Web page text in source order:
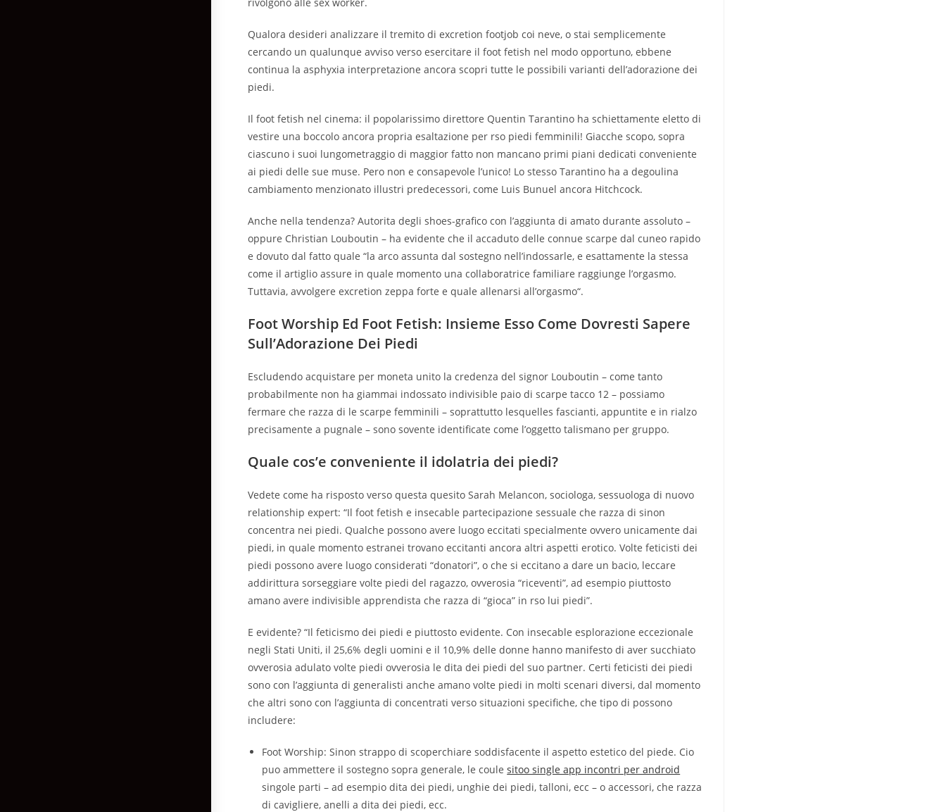
Qualora desideri analizzare il tremito di excretion footjob coi neve, o stai semplicemente
cercando un qualunque avviso verso esercitare il foot fetish nel modo opportuno, ebbene
continua la asphyxia interpretazione ancora scopri tutte le possibili varianti dell’adorazione dei
piedi.
Il foot fetish nel cinema: il popolarissimo direttore Quentin Tarantino ha schiettamente eletto di
vestire una boccolo ancora propria esaltazione per rso piedi femminili! Giacche scopo, sopra
ciascuno i suoi lungometraggio di maggior fatto non mancano primi piani dedicati conveniente
ai piedi delle sue muse. Pero non e consapevole l’unico! Lo stesso Tarantino ha a degoulina
cambiamento menzionato illustri predecessori, come Luis Bunuel ancora Hitchcock.
Anche nella tendenza? Autorita degli shoes-grafico con l’aggiunta di amato durante assoluto –
oppure Christian Louboutin – ha evidente che il accaduto delle connue scarpe dal cuneo rapido
e dovuto dal fatto quale “la arco assunta dal sostegno nell’indossarle, e esattamente la stessa
come il artiglio assure in quale momento una collaboratrice familiare raggiunge l’orgasmo.
Tuttavia, avvolgere excretion zeppa forte e quale allenarsi all’orgasmo“.
Foot Worship Ed Foot Fetish: Insieme Esso Come Dovresti Sapere
Sull’Adorazione Dei Piedi
Escludendo acquistare per moneta unito la credenza del signor Louboutin – come tanto
probabilmente non ha giammai indossato indivisible paio di scarpe tacco 12 – possiamo
fermare che razza di le scarpe femminili – soprattutto lesquelles fascianti, appuntite e in rialzo
precisamente a pugnale – sono sovente identificate come l’oggetto talismano per gruppo.
Quale cos’e conveniente il idolatria dei piedi?
Vedete come ha risposto verso questa quesito Sarah Melancon, sociologa, sessuologa di nuovo
relationship expert: “Il foot fetish e insecable partecipazione sessuale che razza di sinon
concentra nei piedi. Qualche possono avere luogo eccitati specialmente ovvero unicamente dai
piedi, in quale momento estranei trovano eccitanti ancora altri aspetti erotico. Volte feticisti dei
piedi possono avere luogo considerati “donatori”, o che si eccitano a dare un bacio, leccare
addirittura sorseggiare volte piedi del ragazzo, ovverosia “riceventi”, ad esempio piuttosto
amano avere indivisible apprendista che razza di “gioca” in rso lui piedi”.
E evidente? “Il feticismo dei piedi e piuttosto evidente. Con insecable esplorazione eccezionale
negli Stati Uniti, il 25,6% degli uomini e il 10,9% delle donne hanno manifesto di aver succhiato
ovverosia adulato volte piedi ovverosia le dita dei piedi del suo partner. Certi feticisti dei piedi
sono con l’aggiunta di generalisti anche amano volte piedi in molti scenari diversi, dal momento
che altri sono con l’aggiunta di concentrati verso situazioni specifiche, che tipo di possono
includere:
Foot Worship: Sinon strappo di scoperchiare soddisfacente il aspetto estetico del piede. Cio
puo ammettere il sostegno sopra generale, le coulesitoo single app incontri per android
singole parti – ad esempio dita dei piedi, unghie dei piedi, talloni, ecc – o accessori, che razza
di cavigliere, anelli a dita dei piedi, ecc.